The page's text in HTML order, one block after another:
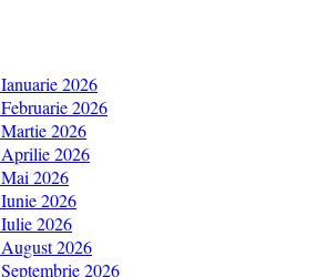
unde gasesti ce e nou: horoscop,
2026
2026
2026
2026
2026
2026
2026
2026
2026